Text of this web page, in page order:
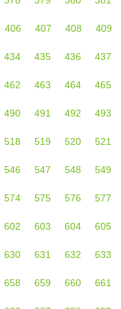
406 407 408 409
434 435 436 437
462 463 464 465
490 491 492 493
518 519 520 521
546 547 548 549
574 575 576 577
602 603 604 605
630 631 632 633
658 659 660 661